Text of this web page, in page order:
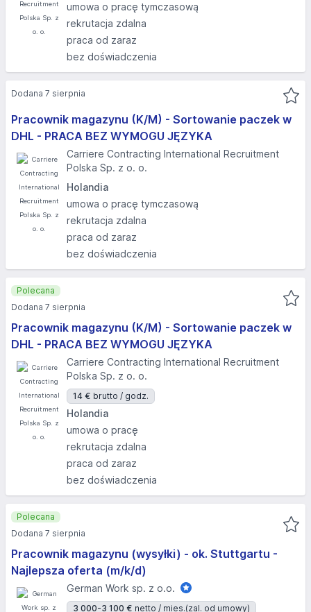
umowa o pracę tymczasową
rekrutacja zdalna
praca od zaraz
bez doświadczenia
Pracownik magazynu (K/M) - Sortowanie paczek w
DHL - PRACA BEZ WYMOGU JĘZYKA
Carriere Contracting International Recruitment
Polska Sp. z o. o.
Holandia
umowa o pracę tymczasową
rekrutacja zdalna
praca od zaraz
bez doświadczenia
Dodana 7 sierpnia
Pracownik magazynu (K/M) - Sortowanie paczek w
DHL - PRACA BEZ WYMOGU JĘZYKA
Carriere Contracting International Recruitment
Polska Sp. z o. o.
14 € brutto / godz.
Holandia
umowa o pracę
rekrutacja zdalna
praca od zaraz
bez doświadczenia
Polecana
Dodana 7 sierpnia
Pracownik magazynu (wysyłki) - ok. Stuttgartu -
Najlepsza oferta (m/k/d)
German Work sp. z o.o.
3 000-3 100 € netto / mies.(zal. od umowy)
Polecana
Dodana 7 sierpnia